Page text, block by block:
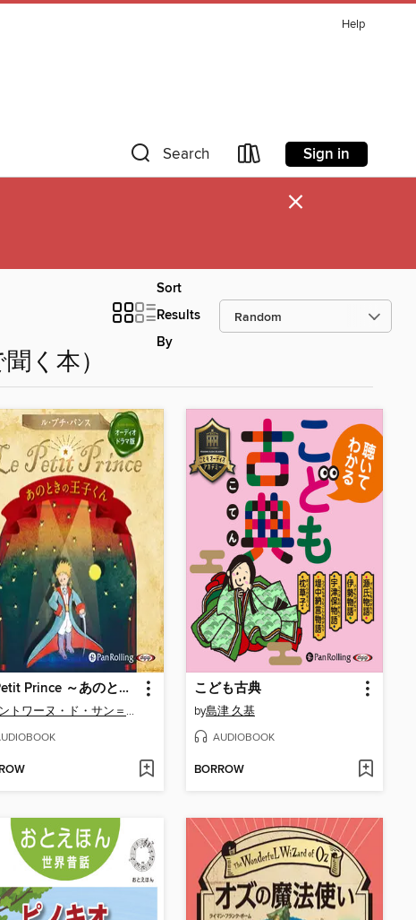
Help
Search Sign in
×
Sort
Results
By
く本）
Le Petit Prince ～あのときの王子くん～
アントワーヌ・ド・サン＝テグジュペリ
こども古典
by島津 久基
AUDIOBOOK
BORROW